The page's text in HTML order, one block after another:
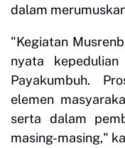
dalam
"Kegiatan
nyata
Payakumbuh.
elemen
serta dalam
masing-masing,"